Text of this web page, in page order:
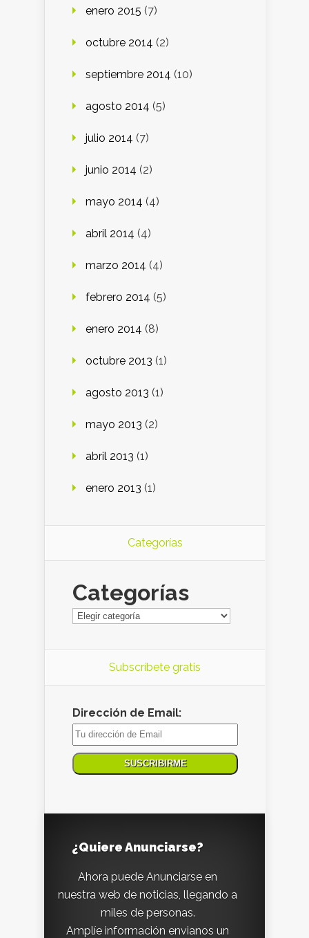
enero 2015 (7)
octubre 2014 (2)
septiembre 2014 (10)
agosto 2014 (5)
julio 2014 (7)
junio 2014 (2)
mayo 2014 (4)
abril 2014 (4)
marzo 2014 (4)
febrero 2014 (5)
enero 2014 (8)
octubre 2013 (1)
agosto 2013 (1)
mayo 2013 (2)
abril 2013 (1)
enero 2013 (1)
Categorías
Categorías
Subscríbete gratis
Dirección de Email:
¿Quiere Anunciarse?
Ahora puede Anunciarse en
nuestra web de noticias, llegando a
miles de personas.
Amplíe información envianos un